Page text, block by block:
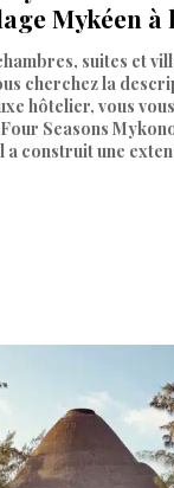
Mykéen à
suites et
cherchez la
hôtelier, vous
Seasons
construit une